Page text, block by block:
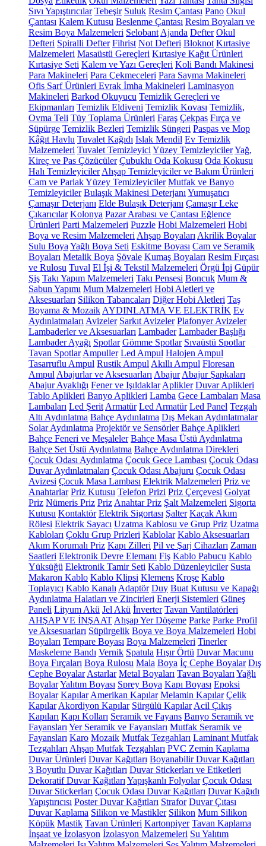
Sıvı Yapıştırıcılar Tebeşir Suluk Resim Çantası Pano Okul
Çantası Kalem Kutusu Beslenme Çantası Resim Boyaları ve
Resim Boya Malzemeleri Selobant Ajanda Defter Okul
Defteri Spiralli Defter Fihrist Not Defteri Bloknot Kırtasiye
Malzemeleri Masaüstü Gereçleri Kırtasiye Kağıt Ürünleri
Kırtasiye Seti Kalem ve Yazı Gereçleri Koli Bandı Makinesi
Para Makineleri Para Çekmeceleri Para Sayma Makineleri
Ofis Sarf Ürünleri Evrak İmha Makineleri Laminasyon
Makineleri Barkod Okuyucu Temizlik Gereçleri ve
Ekipmanları Temizlik Eldiveni Temizlik Kovası Temizlik,
Ovma Teli Tüy Toplama Ürünleri Faraş Çekpas Fırça ve
Süpürge Temizlik Bezleri Temizlik Süngeri Paspas ve Mop
Kâğıt Havlu Tuvalet Kağıdı Islak Mendil Ev Temizlik
Malzemeleri Tuvalet Temizleyici Yüzey TemizleyicilerYağ,
Kireç ve Pas Çözücüler Çubuklu Oda Kokusu Oda Kokusu
Halı Temizleyiciler Ahşap Temizleyiciler ve Bakım Ürünleri
Cam ve Parlak Yüzey Temizleyiciler Mutfak ve Banyo
Temizleyiciler Bulaşık Makinesi Deterjanı Yumuşatıcı
Çamaşır Deterjanı Elde Bulaşık Deterjanı Çamaşır Leke
Çıkarıcılar Kolonya Pazar Arabası ve Çantası Eğlence
Ürünleri Parti Malzemeleri Puzzle Hobi Malzemeleri Hobi
Boya ve Resim Malzemeleri Ahşap Boyaları Akrilik Boyalar
Sulu Boya Yağlı Boya Seti Eskitme Boyası Cam ve Seramik
Boyaları Metalik Boya Şövale Kumaş Boyaları Resim Fırçası
ve Rulosu Tuval El İşi & Tekstil Malzemeleri Örgü İpi Güpür
Şiş Takı Yapım Malzemeleri Takı Pensesi Boncuk Mum &
Sabun Yapımı Mum Malzemeleri Hobi Aletleri ve
Aksesuarları Silikon Tabancaları Diğer Hobi Aletleri Taş
Boyama & Mozaik AYDINLATMA VE ELEKTRİK Ev
Aydınlatmaları Avizeler Sarkıt Avizeler Plafonyer Avizeler
Lambaderler ve Aksesuarları Lambader Lambader Başlığı
Lambader Ayağı Spotlar Gömme Spotlar Sıvaüstü Spotlar
Tavan Spotlar Ampuller Led Ampul Halojen Ampul
Tasarruflu Ampul Rustik Ampul Akıllı Ampul Floresan
Ampul Abajurlar ve Aksesuarları Abajur Abajur Şapkaları
Abajur Ayaklığı Fener ve Işıldaklar Aplikler Duvar Aplikleri
Tablo Aplikleri Banyo Aplikleri Lamba Gece Lambaları Masa
Lambaları Led Şerit Armatür Led Armatür Led Panel Tezgah
Altı Aydınlatma Bahçe Aydınlatma Dış Mekan Aydınlatmalar
Solar Aydınlatma Projektör ve Sensörler Bahçe Aplikleri
Bahçe Feneri ve Meşaleler Bahçe Masa Üstü Aydınlatma
Bahçe Set Üstü Aydınlatma Bahçe Aydınlatma Direkleri
Çocuk Odası Aydınlatma Çocuk Gece Lambası Çocuk Odası
Duvar Aydınlatmaları Çocuk Odası Abajuru Çocuk Odası
Avizesi Çocuk Masa Lambası Elektrik Malzemeleri Priz ve
Anahtarlar Priz Kutusu Telefon Prizi Priz Çerçevesi Golyat
Priz Nümeris Priz Priz Anahtar Priz Şalt Malzemeleri Sigorta
Kutusu Kontaktör Elektrik Sigortası Şalter Kaçak Akım
Rölesi Elektrik Sayacı Uzatma Kablosu ve Grup Priz Uzatma
Kabloları Çoklu Grup Prizleri Kablolar Kablo Aksesuarları
Akım Korumalı Priz Kapı Zilleri Pil ve Şarj Cihazları Zaman
Saatleri Elektronik Devre Elemanı Fiş Kablo Pabucu Kablo
Yüksüğü Elektronik Tamir Seti Kablo Düzenleyiciler Susta
Makaron Kablo Kablo Klipsi Klemens Kroşe Kablo
Toplayıcı Kablo Kanalı Adaptör Duy Buat Kutusu ve Kapağı
Aydınlatma Halatları ve Zincirleri Enerji Sistemleri Güneş
Paneli Lityum Akü Jel Akü İnverter Tavan Vantilatörleri
AHŞAP VE İNŞAAT Ahşap Yer Döşeme Parke Parke Profil
ve Aksesuarları Süpürgelik Boya ve Boya Malzemeleri Hobi
Boyaları Tempare Boyası Boya Malzemeleri Tinerler
Maskeleme Bandı Vernik Spatula Hışır Örtü Duvar Macunu
Boya Fırçaları Boya Rulosu Mala Boya İç Cephe Boyalar Dış
Cephe Boyalar Astarlar Metal Boyaları Tavan Boyaları Yağlı
BoyalarYalıtım Boyası Sprey Boya Kapı Boyası Epoksi
Boyalar Kapılar Amerikan Kapılar Melamin Kapılar Çelik
Kapılar Akordiyon Kapılar Sürgülü Kapılar Acil Çıkış
Kapıları Kapı Kolları Seramik ve Fayans Banyo Seramik ve
Fayansları Yer Seramik ve Fayansları Mutfak Seramik ve
Fayansları Karo Mozaik Mutfak Tezgahları Laminant Mutfak
Tezgahları Ahşap Mutfak Tezgahları PVC Zemin Kaplama
Duvar Ürünleri Duvar Kağıtları Boyanabilir Duvar Kağıtları
3 Boyutlu Duvar Kağıtları Duvar Stickerları ve Etiketleri
Dekoratif Duvar Kağıtları Yapışkanlı Folyolar Çocuk Odası
Duvar Stickerları Çocuk Odası Duvar Kağıtları Duvar Kağıdı
Yapıştırıcısı Poster Duvar Kağıtları Strafor Duvar Çıtası
Duvar Kaplama Silikon ve Mastikler Silikon Mum Silikon
Köpük Mastik Tavan Ürünleri Kartonpiyer Tavan Kaplama
İnşaat ve İzolasyon İzolasyon Malzemeleri Su Yalıtım